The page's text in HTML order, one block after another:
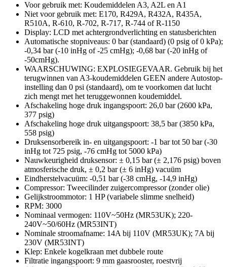
Voor gebruik met: Koudemiddelen A3, A2L en A1
Niet voor gebruik met: E170, R429A, R432A, R435A,
R510A, R-610, R-702, R-717, R-744 of R-1150
Display: LCD met achtergrondverlichting en statusberichten
Automatische stopniveaus: 0 bar (standaard) (0 psig of 0 kPa);
-0,34 bar (-10 inHg of -25 cmHg); -0,68 bar (-20 inHg of
-50cmHg).
WAARSCHUWING: EXPLOSIEGEVAAR. Gebruik bij het
terugwinnen van A3-koudemiddelen GEEN andere Autostop-
instelling dan 0 psi (standaard), om te voorkomen dat lucht
zich mengt met het teruggewonnen koudemiddel.
Afschakeling hoge druk ingangspoort: 26,0 bar (2600 kPa,
377 psig)
Afschakeling hoge druk uitgangspoort: 38,5 bar (3850 kPa,
558 psig)
Druksensorbereik in- en uitgangspoort: -1 bar tot 50 bar (-30
inHg tot 725 psig, -76 cmHg tot 5000 kPa)
Nauwkeurigheid druksensor: ± 0,15 bar (± 2,176 psig) boven
atmosferische druk, ± 0,2 bar (± 6 inHg) vacuüm
Eindherstelvacuüm: -0,51 bar (-38 cmHg, -14,9 inHg)
Compressor: Tweecilinder zuigercompressor (zonder olie)
Gelijkstroommotor: 1 HP (variabele slimme snelheid)
RPM: 3000
Nominaal vermogen: 110V~50Hz (MR53UK); 220-
240V~50/60Hz (MR53INT)
Nominale stroomafname: 14A bij 110V (MR53UK); 7A bij
230V (MR53INT)
Klep: Enkele kogelkraan met dubbele route
Filtratie ingangspoort: 9 mm gaasrooster, roestvrij